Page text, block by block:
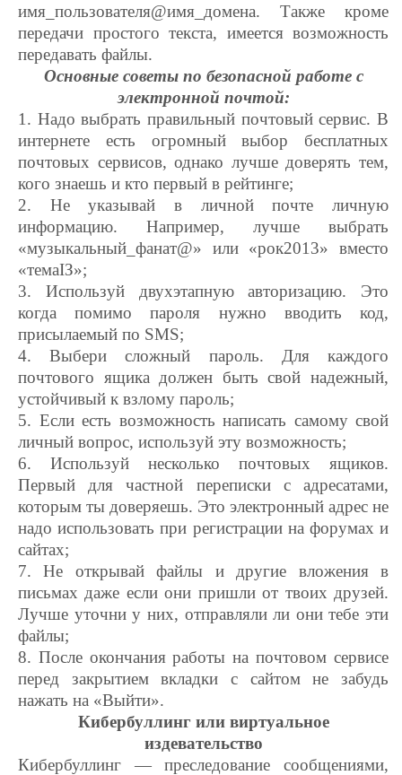
имя_пользователя@имя_домена. Также кроме
передачи простого текста, имеется возможность
передавать файлы.
Основные советы по безопасной работе с
электронной почтой:
1. Надо выбрать правильный почтовый сервис. В
интернете есть огромный выбор бесплатных
почтовых сервисов, однако лучше доверять тем,
кого знаешь и кто первый в рейтинге;
2. Не указывай в личной почте личную
информацию. Например, лучше выбрать
«музыкальный_фанат@» или «рок2013» вместо
«темаІЗ»;
3. Используй двухэтапную авторизацию. Это
когда помимо пароля нужно вводить код,
присылаемый по SMS;
4. Выбери сложный пароль. Для каждого
почтового ящика должен быть свой надежный,
устойчивый к взлому пароль;
5. Если есть возможность написать самому свой
личный вопрос, используй эту возможность;
6. Используй несколько почтовых ящиков.
Первый для частной переписки с адресатами,
которым ты доверяешь. Это электронный адрес не
надо использовать при регистрации на форумах и
сайтах;
7. Не открывай файлы и другие вложения в
письмах даже если они пришли от твоих друзей.
Лучше уточни у них, отправляли ли они тебе эти
файлы;
8. После окончания работы на почтовом сервисе
перед закрытием вкладки с сайтом не забудь
нажать на «Выйти».
Кибербуллинг или виртуальное
издевательство
Кибербуллинг — преследование сообщениями,